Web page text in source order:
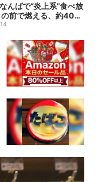
んばで“炎上系”食べ放
の前で燃える、約40種
チビュッフェ